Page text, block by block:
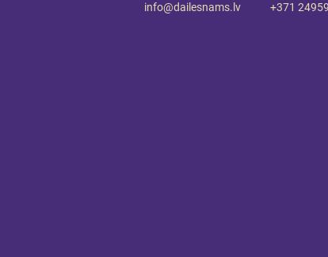
info@dailesnams.lv +371